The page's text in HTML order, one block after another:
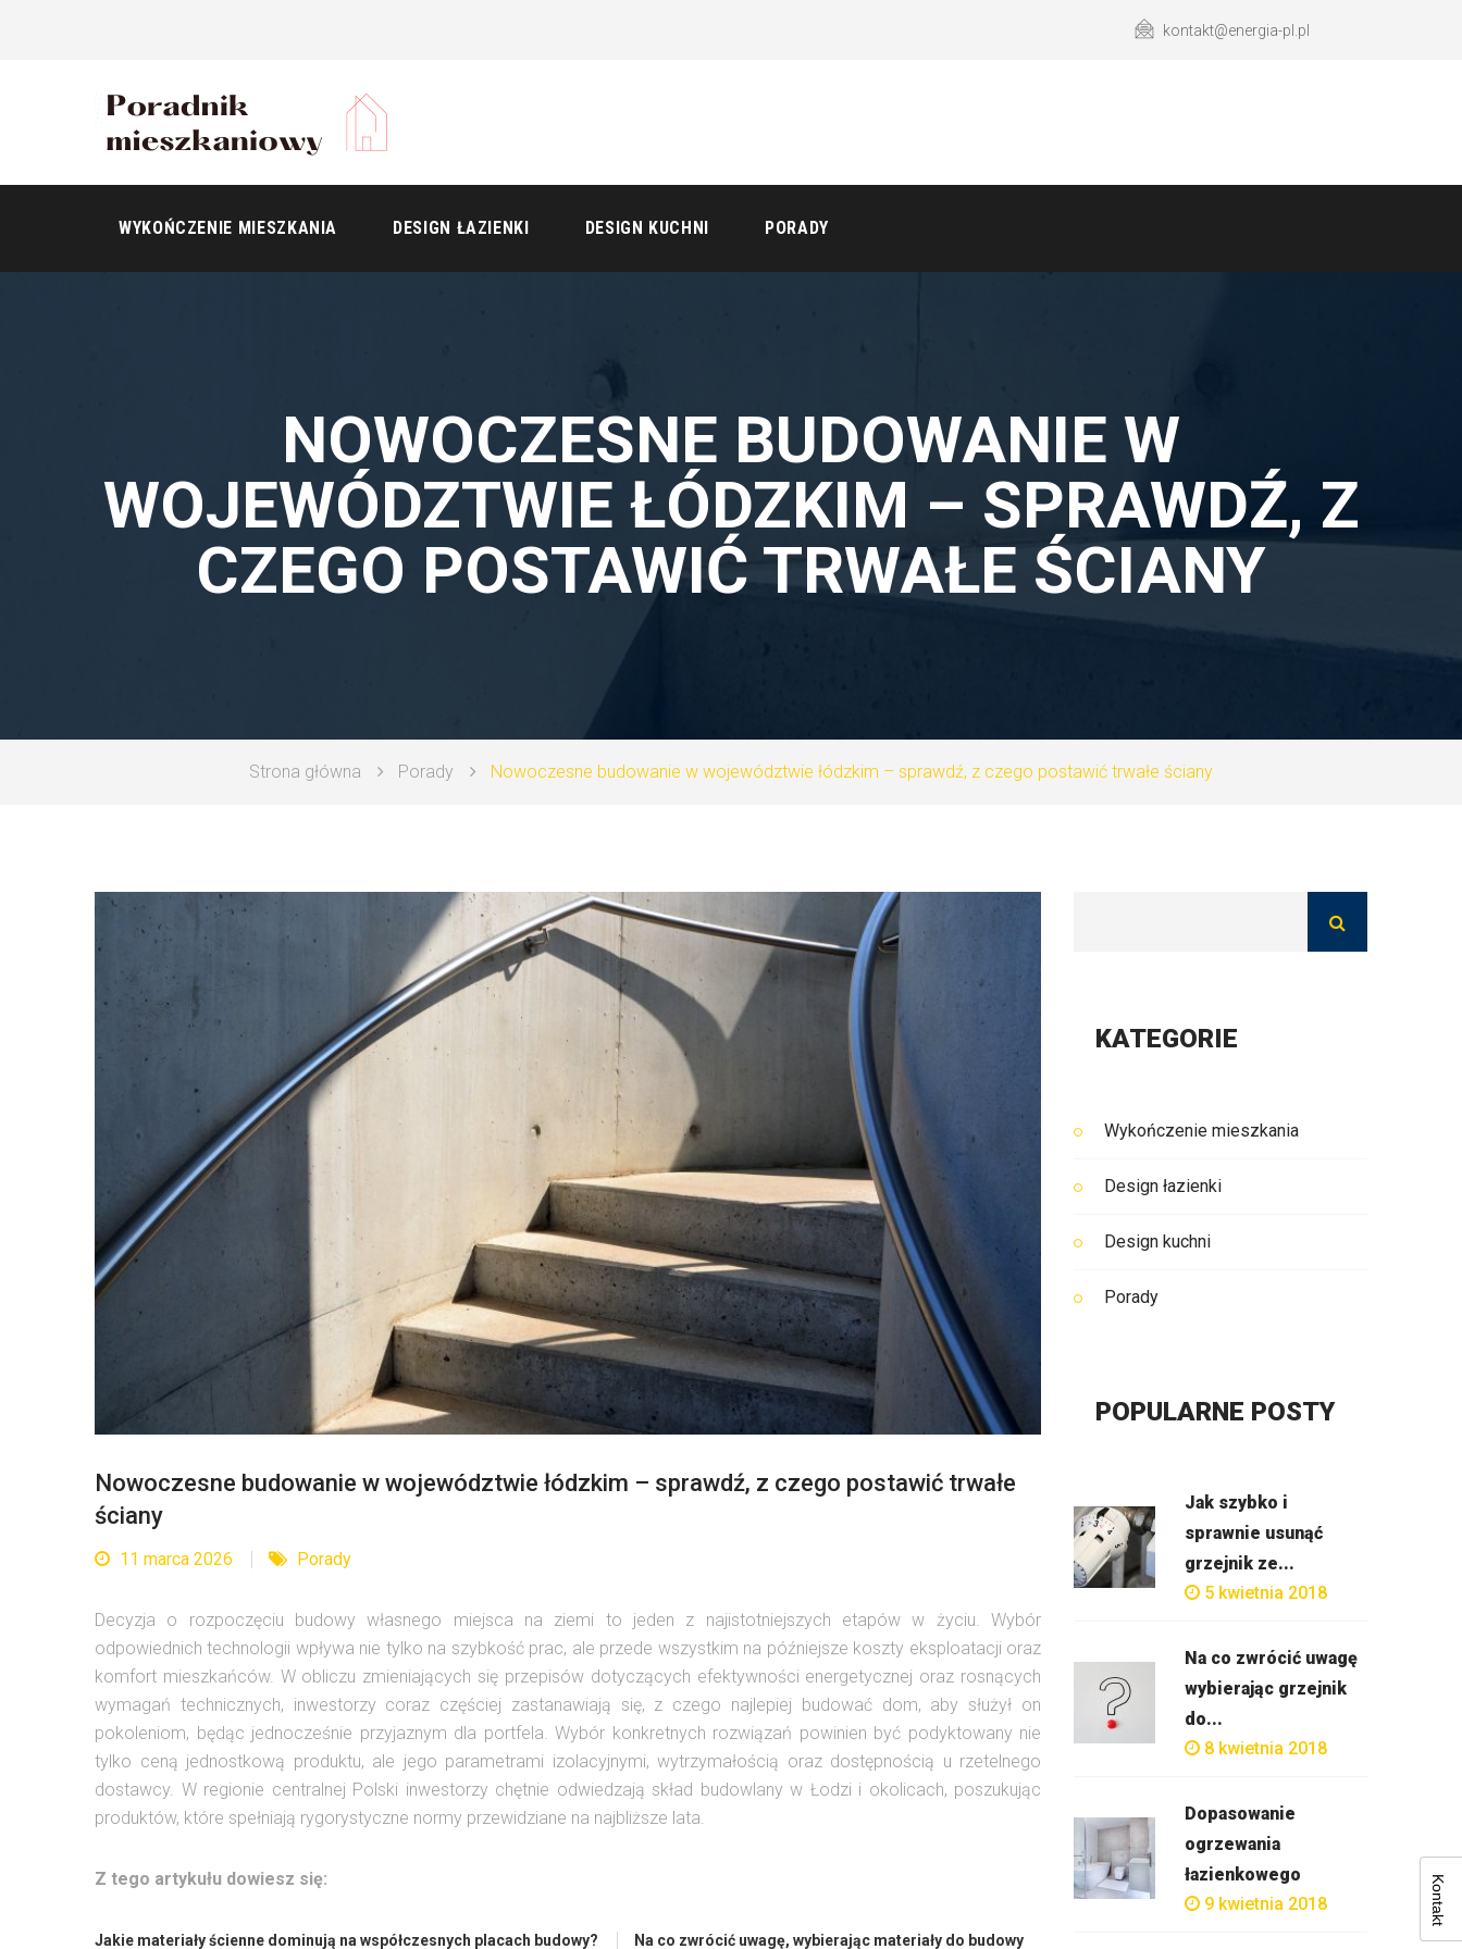
kontakt@energia-pl.pl
WYKOŃCZENIE MIESZKANIA DESIGN ŁAZIENKI DESIGN KUCHNI PORADY
NOWOCZESNE BUDOWANIE W
WOJEWÓDZTWIE ŁÓDZKIM – SPRAWDŹ, Z
CZEGO POSTAWIĆ TRWAŁE ŚCIANY
Strona główna Porady Nowoczesne budowanie w województwie łódzkim – sprawdź, z czego postawić trwałe ściany
Nowoczesne budowanie w województwie łódzkim – sprawdź, z czego postawić trwałe
ściany
11 marca 2026 Porady
Decyzja o rozpoczęciu budowy własnego miejsca na ziemi to jeden z najistotniejszych etapów w życiu. Wybór
odpowiednich technologii wpływa nie tylko na szybkość prac, ale przede wszystkim na późniejsze koszty eksploatacji oraz
komfort mieszkańców. W obliczu zmieniających się przepisów dotyczących efektywności energetycznej oraz rosnących
wymagań technicznych, inwestorzy coraz częściej zastanawiają się, z czego najlepiej budować dom, aby służył on
pokoleniom, będąc jednocześnie przyjaznym dla portfela. Wybór konkretnych rozwiązań powinien być podyktowany nie
tylko ceną jednostkową produktu, ale jego parametrami izolacyjnymi, wytrzymałością oraz dostępnością u rzetelnego
dostawcy. W regionie centralnej Polski inwestorzy chętnie odwiedzają skład budowlany w Łodzi i okolicach, poszukując
produktów, które spełniają rygorystyczne normy przewidziane na najbliższe lata.
Z tego artykułu dowiesz się:
Jakie materiały ścienne dominują na współczesnych placach budowy?
Na co zwrócić uwagę, wybierając materiały do budowy
KATEGORIE
Wykończenie mieszkania
Design łazienki
Design kuchni
Porady
POPULARNE POSTY
Jak szybko i
sprawnie usunąć
grzejnik ze...
5 kwietnia 2018
Na co zwrócić uwagę
wybierając grzejnik
do...
8 kwietnia 2018
Dopasowanie
ogrzewania
łazienkowego
9 kwietnia 2018
Kontakt